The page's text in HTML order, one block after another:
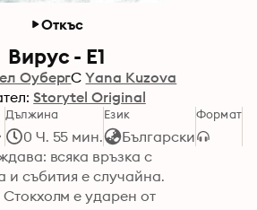
Откъс
Вирус - E1
ОубергС Yana Kuzova
Storytel Original
Дължина
0 Ч. 55 мин.
Език
Български
Формат
всяка връзка с
и събития е случайна.
е ударен от